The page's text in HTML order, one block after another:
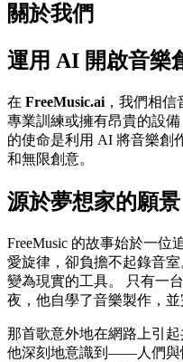
關於我們
運用 AI 開啟音樂
在 FreeMusic.ai ，我們相
專業訓練或擁有昂貴的設
的使命是利用 AI 將音樂
和無限創意。
源於夢想家的願景
FreeMusic 的故事始於一位
愛旋律，卻負擔不起錄音
變為現實的工具。 只有一
夜，他自學了音樂製作，
那首歌意外地在網路上引
他深刻地意識到——人們與